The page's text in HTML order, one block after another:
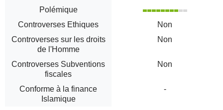
Polémique
Controverses Ethiques
Non
Controverses sur les droits
de l'Homme
Non
Controverses Subventions
fiscales
Non
Conforme à la finance
Islamique
-